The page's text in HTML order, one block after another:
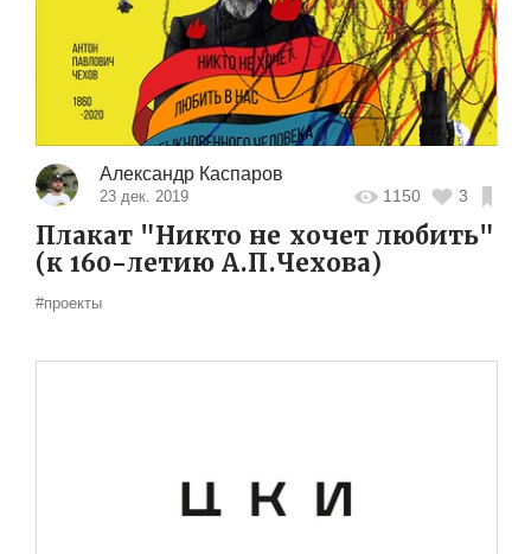
Александр Каспаров
23 дек. 2019 1150 3
Плакат "Никто не хочет любить"
(к 160-летию А.П.Чехова)
#проекты